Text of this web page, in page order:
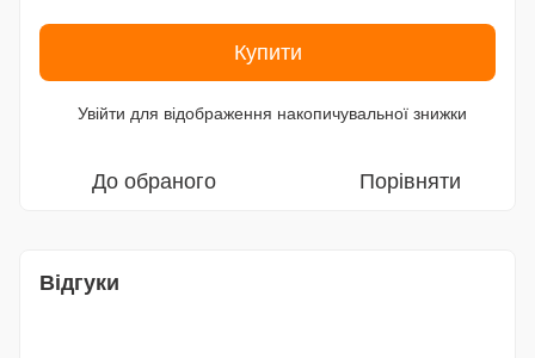
Купити
Увійти для відображення накопичувальної знижки
До обраного Порівняти
Відгуки